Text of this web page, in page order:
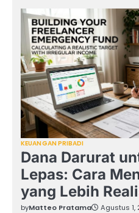
KEUANGAN PRIBADI
Dana Darurat
Lepas: Cara
yang Lebih
byMatteo Pratama Agustus 1,